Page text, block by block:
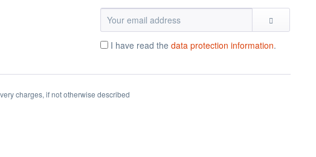
I have read the data protection information.
charges, if not otherwise described